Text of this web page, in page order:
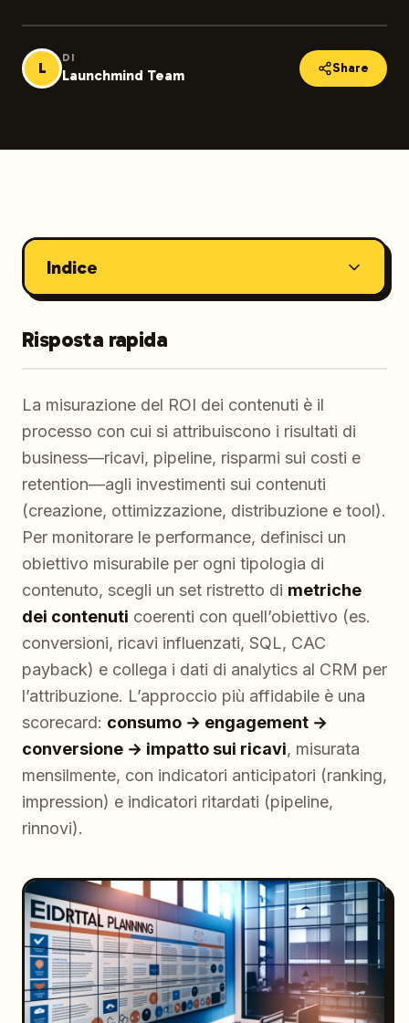
L
DI
Launchmind Team Share
Indice
Risposta rapida
La misurazione del ROI dei contenuti è il
processo con cui si attribuiscono i risultati di
business—ricavi, pipeline, risparmi sui costi e
retention—agli investimenti sui contenuti
(creazione, ottimizzazione, distribuzione e tool).
Per monitorare le performance, definisci un
obiettivo misurabile per ogni tipologia di
contenuto, scegli un set ristretto di metriche
dei contenuti coerenti con quell’obiettivo (es.
conversioni, ricavi influenzati, SQL, CAC
payback) e collega i dati di analytics al CRM per
l’attribuzione. L’approccio più affidabile è una
scorecard: consumo → engagement →
conversione → impatto sui ricavi, misurata
mensilmente, con indicatori anticipatori (ranking,
impression) e indicatori ritardati (pipeline,
rinnovi).